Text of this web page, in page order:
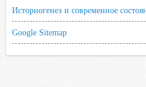
Историогенез и современное
Google Sitemap